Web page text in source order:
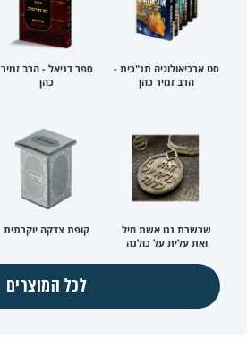
סט ארכיאולוגיה תנ"כית -
הרב זמיר כהן
ספר דניאל - הרב זמיר
כהן
שרשרת ננו אשת חיל
ואת עלית על כולנה
קופת צדקה יוקרתית
לכל המוצרים